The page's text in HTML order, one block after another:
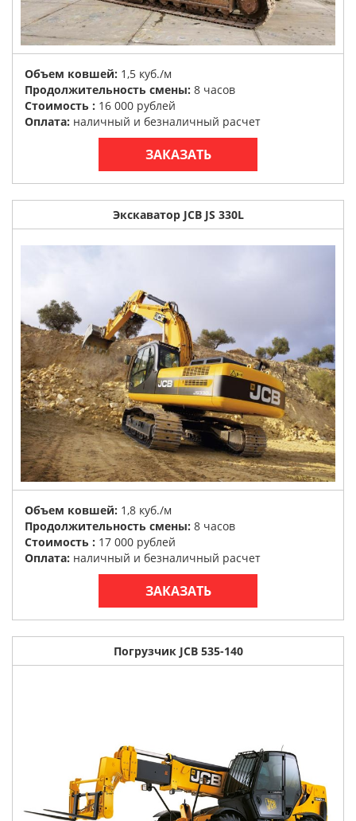
Объем ковшей: 1,5 куб./м
Продолжительность смены: 8 часов
Стоимость : 16 000 рублей
Оплата: наличный и безналичный расчет
ЗАКАЗАТЬ
Экскаватор JCB JS 330L
Объем ковшей: 1,8 куб./м
Продолжительность смены: 8 часов
Стоимость : 17 000 рублей
Оплата: наличный и безналичный расчет
ЗАКАЗАТЬ
Погрузчик JCB 535-140